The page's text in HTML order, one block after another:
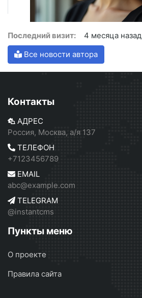
Последний визит:
4 месяца назад
Все новости автора
Контакты
АДРЕС
Россия, Москва, а/я 137
ТЕЛЕФОН
+7123456789
EMAIL
abc@example.com
TELEGRAM
@instantcms
Пункты меню
О проекте
Правила сайта